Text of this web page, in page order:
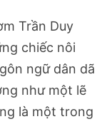
Trần Duy
chiếc nôi
ngữ dân dã
như một lẽ
là một trong